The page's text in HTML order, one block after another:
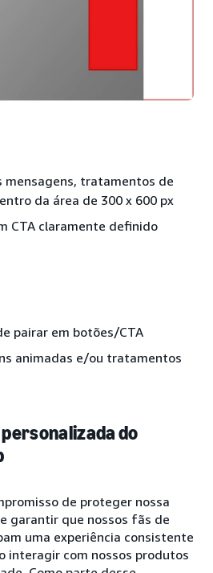
mensagens, tratamentos de
da área de 300 x 600 px
CTA claramente definido
pairar em botões/CTA
animadas e/ou tratamentos
do
de proteger nossa
garantir que nossos fãs de
uma experiência consistente
interagir com nossos produtos